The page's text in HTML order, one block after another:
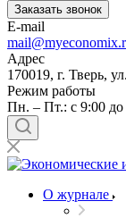
Заказать звонок
E-mail
Адрес
170019, г. Тверь,
Режим работы
Пн. – Пт.: с 9:00 до
О журнале